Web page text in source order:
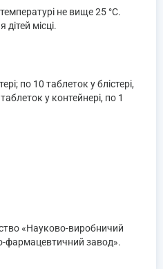
не вище 25 °С.
місці.
по 10 таблеток у блістері,
у контейнері, по 1
«Науково-виробничий
фармацевтичний завод».